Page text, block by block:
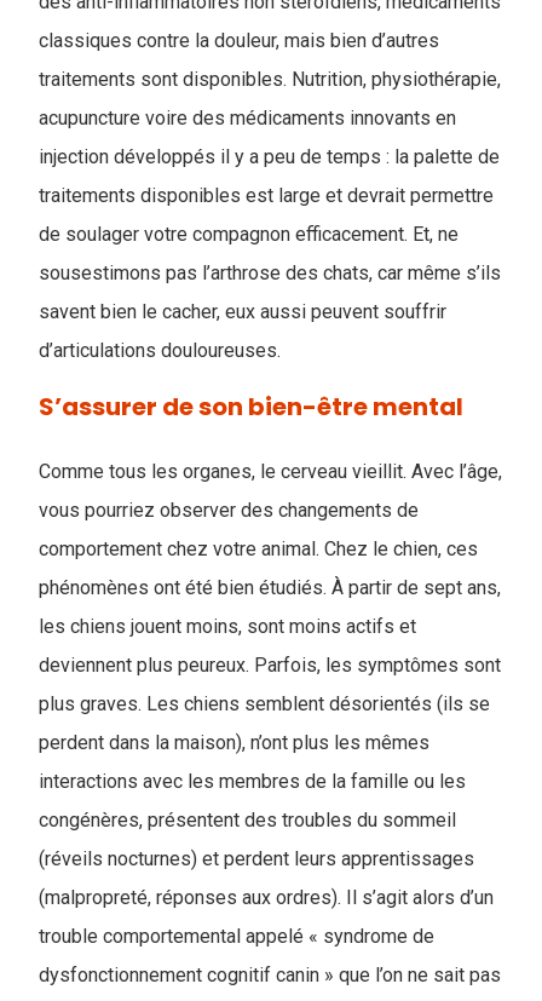
classiques contre la douleur, mais bien d’autres
traitements sont disponibles. Nutrition, physiothérapie,
acupuncture voire des médicaments innovants en
injection développés il y a peu de temps : la palette de
traitements disponibles est large et devrait permettre
de soulager votre compagnon efficacement. Et, ne
sousestimons pas l’arthrose des chats, car même s’ils
savent bien le cacher, eux aussi peuvent souffrir
d’articulations douloureuses.
S’assurer de son bien-être mental
Comme tous les organes, le cerveau vieillit. Avec l’âge,
vous pourriez observer des changements de
comportement chez votre animal. Chez le chien, ces
phénomènes ont été bien étudiés. À partir de sept ans,
les chiens jouent moins, sont moins actifs et
deviennent plus peureux. Parfois, les symptômes sont
plus graves. Les chiens semblent désorientés (ils se
perdent dans la maison), n’ont plus les mêmes
interactions avec les membres de la famille ou les
congénères, présentent des troubles du sommeil
(réveils nocturnes) et perdent leurs apprentissages
(malpropreté, réponses aux ordres). Il s’agit alors d’un
trouble comportemental appelé « syndrome de
dysfonctionnement cognitif canin » que l’on ne sait pas